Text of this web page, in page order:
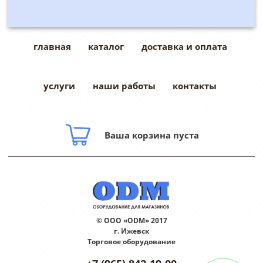
главная каталог доставка и оплата
услуги наши работы контакты
Ваша корзина пуста
© ООО «ODM» 2017
г. Ижевск
Торговое оборудование